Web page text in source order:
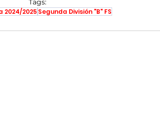
Tags:
2024/2025 Segunda División "B" FS